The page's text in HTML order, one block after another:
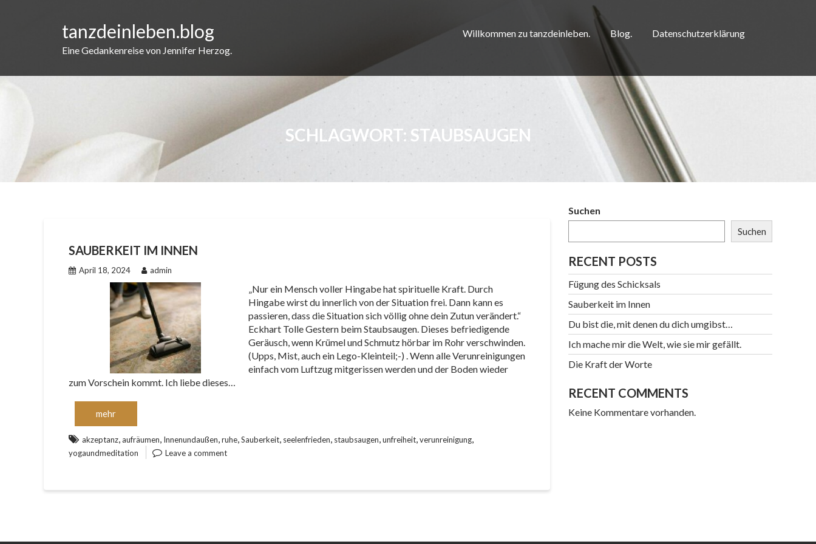
tanzdeinleben.blog
Eine Gedankenreise von Jennifer Herzog.
Willkommen zu tanzdeinleben. Blog. Datenschutzerklärung
SCHLAGWORT: STAUBSAUGEN
SAUBERKEIT IM INNEN
April 18, 2024 admin
„Nur ein Mensch voller Hingabe hat spirituelle Kraft. Durch
Hingabe wirst du innerlich von der Situation frei. Dann kann es
passieren, dass die Situation sich völlig ohne dein Zutun verändert.“
Eckhart Tolle Gestern beim Staubsaugen. Dieses befriedigende
Geräusch, wenn Krümel und Schmutz hörbar im Rohr verschwinden.
(Upps, Mist, auch ein Lego-Kleinteil;-) . Wenn alle Verunreinigungen
einfach vom Luftzug mitgerissen werden und der Boden wieder
zum Vorschein kommt. Ich liebe dieses…
mehr
akzeptanz,aufräumen, Innenundaußen,ruhe,Sauberkeit, seelenfrieden, staubsaugen,unfreiheit,verunreinigung,
yogaundmeditation Leave a comment
Suchen
Suchen
RECENT POSTS
Fügung des Schicksals
Sauberkeit im Innen
Du bist die, mit denen du dich umgibst…
Ich mache mir die Welt, wie sie mir gefällt.
Die Kraft der Worte
RECENT COMMENTS
Keine Kommentare vorhanden.